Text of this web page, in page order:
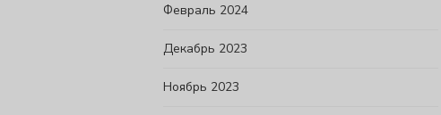
Февраль 2024
Декабрь 2023
Ноябрь 2023